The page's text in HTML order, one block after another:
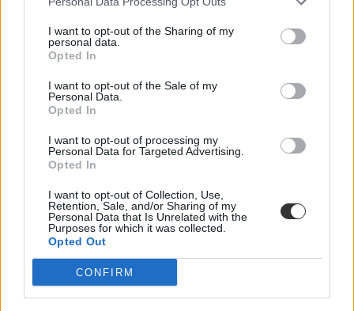
I want to opt-out of the Sharing of my
personal data.
Opted In
I want to opt-out of the Sale of my
Personal Data.
Opted In
I want to opt-out of processing my
Personal Data for Targeted Advertising.
Opted In
I want to opt-out of Collection, Use,
Retention, Sale, and/or Sharing of my
Personal Data that Is Unrelated with the
Purposes for which it was collected.
Opted Out
CONFIRM
orvosi egyetemek
SE
nemzetközi rangsor
belföld
Hozzászólások
Több mint kétszer annyi diák jutott be a
felsőoktatásba, mint ahány kollégiumi férőhely
összesen van